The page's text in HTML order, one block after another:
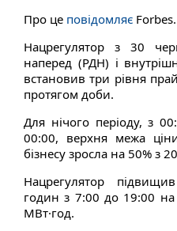
Про це повідомляє Forbes.
Нацрегулятор з 30
наперед (РДН) і
встановив три рівня
протягом доби.
Для нічого періоду, з
00:00, верхня межа
бізнесу зросла на 50% з
Нацрегулятор
годин з 7:00 до 19:00
МВт·год.